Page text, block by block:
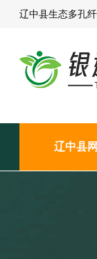
辽中县生态多孔
辽中县